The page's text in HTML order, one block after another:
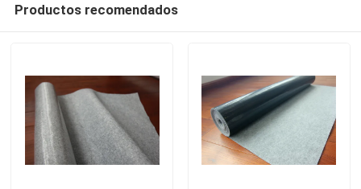
Productos recomendados